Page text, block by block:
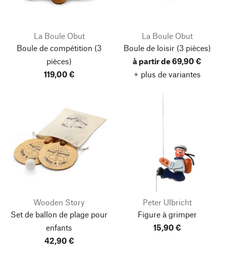
La Boule Obut
Boule de compétition (3
pièces)
119,00 €
La Boule Obut
Boule de loisir(3 pièces)
à partir de 69,90 €
+ plus de variantes
Wooden Story
Set de ballon de plage pour
enfants
42,90 €
Peter Ulbricht
Figure à grimper
15,90 €